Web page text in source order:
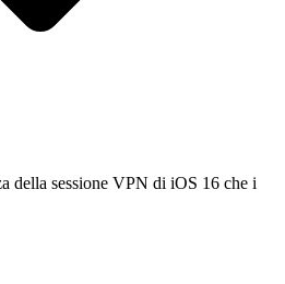
della sessione VPN di iOS 16 che i